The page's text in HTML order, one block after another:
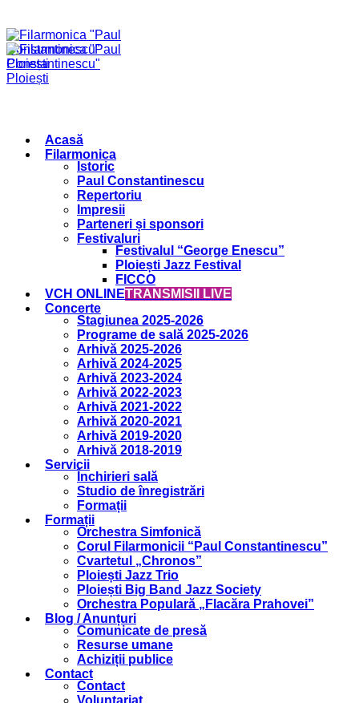
Acasă
Filarmonica
Istoric
Paul Constantinescu
Repertoriu
Impresii
Parteneri și sponsori
Festivaluri
Festivalul “George Enescu”
Ploiești Jazz Festival
FICCO
VCH ONLINETRANSMISII LIVE
Concerte
Stagiunea 2025-2026
Programe de sală 2025-2026
Arhivă 2025-2026
Arhivă 2024-2025
Arhivă 2023-2024
Arhivă 2022-2023
Arhivă 2021-2022
Arhivă 2020-2021
Arhivă 2019-2020
Arhivă 2018-2019
Servicii
Închirieri sală
Studio de înregistrări
Formații
Formații
Orchestra Simfonică
Corul Filarmonicii “Paul Constantinescu”
Cvartetul „Chronos”
Ploiești Jazz Trio
Ploiești Big Band Jazz Society
Orchestra Populară „Flacăra Prahovei”
Blog / Anunțuri
Comunicate de presă
Resurse umane
Achiziții publice
Contact
Contact
Voluntariat